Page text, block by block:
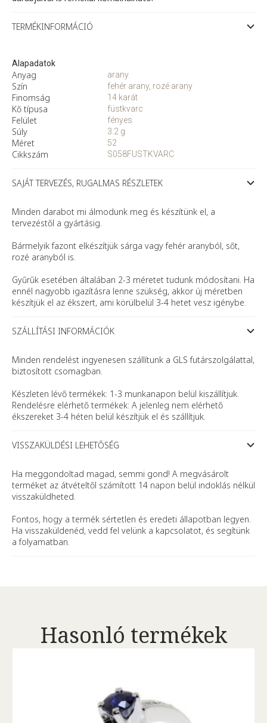
TERMÉKINFORMÁCIÓ
Alapadatok
Anyag
Szín
Finomság
Kő típusa
Felület
Súly
Méret
Cikkszám
arany
fehér arany, rozé arany
14 karát
füstkvarc
fényes
3.2 g
52
S058FUSTKVARC
SAJÁT TERVEZÉS, RUGALMAS RÉSZLETEK
Minden darabot mi álmodunk meg és készítünk el, a
tervezéstől a gyártásig.
Bármelyik fazont elkészítjük sárga vagy fehér aranyból, sőt,
rozé aranyból is.
Gyűrűk esetében általában 2-3 méretet tudunk módosítani. Ha
ennél nagyobb igazításra lenne szükség, akkor új méretben
készítjük el az ékszert, ami körülbelül 3-4 hetet vesz igénybe.
SZÁLLÍTÁSI INFORMÁCIÓK
Minden rendelést ingyenesen szállítunk a GLS futárszolgálattal,
biztosított csomagban.
Készleten lévő termékek: 1-3 munkanapon belül kiszállítjuk.
Rendelésre elérhető termékek: A jelenleg nem elérhető
ékszereket 3-4 héten belül készítjük el és szállítjuk.
VISSZAKÜLDÉSI LEHETŐSÉG
Ha meggondoltad magad, semmi gond! A megvásárolt
terméket az átvételtől számított 14 napon belül indoklás nélkül
visszaküldheted.
Fontos, hogy a termék sértetlen és eredeti állapotban legyen.
Ha visszaküldenéd, vedd fel velünk a kapcsolatot, és segítünk
a folyamatban.
Hasonló termékek